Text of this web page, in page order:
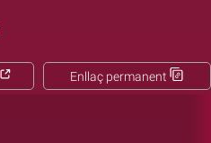
Enllaç permanent